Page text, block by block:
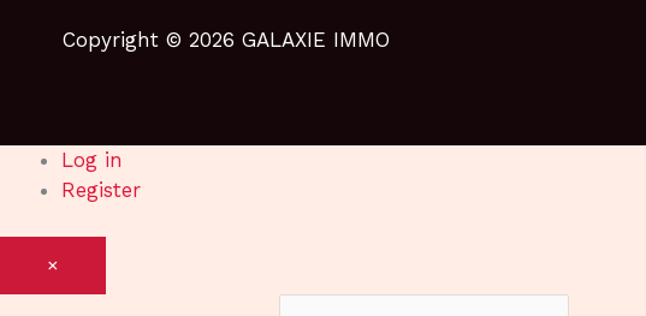
Copyright © 2026 GALAXIE IMMO
Log in
Register
×